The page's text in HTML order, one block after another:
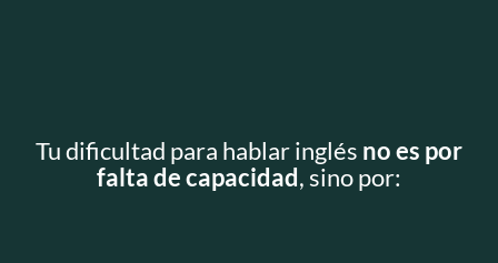
Tu dificultad para hablar inglés no es por
falta de capacidad, sino por: